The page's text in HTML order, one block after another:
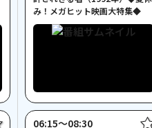
み！メガヒット映画大特集◆
06:15〜08:30